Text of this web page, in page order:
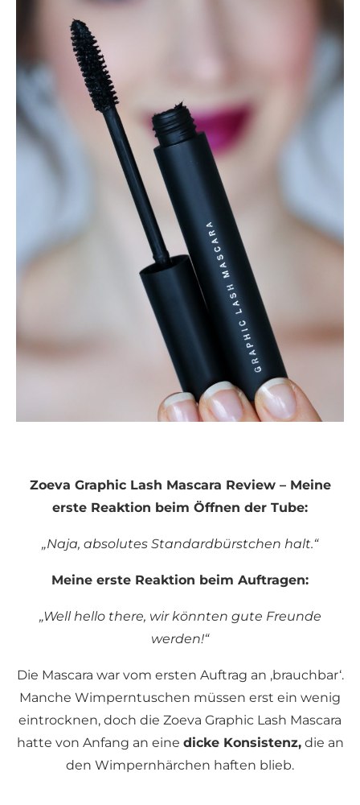
Zoeva Graphic Lash Mascara Review – Meine
erste Reaktion beim Öffnen der Tube:
„Naja, absolutes Standardbürstchen halt.“
Meine erste Reaktion beim Auftragen:
„Well hello there, wir könnten gute Freunde
werden!“
Die Mascara war vom ersten Auftrag an ‚brauchbar‘.
Manche Wimperntuschen müssen erst ein wenig
eintrocknen, doch die Zoeva Graphic Lash Mascara
hatte von Anfang an eine dicke Konsistenz,die an
den Wimpernhärchen haften blieb.